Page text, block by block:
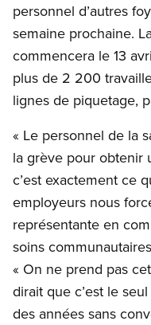
personnel d’autres
semaine prochaine.
commencera le 13
plus de 2 200
lignes de piquetage,
« Le personnel de la
la grève pour obtenir
c’est exactement ce
employeurs nous
représentante en
soins
« On ne prend pas
dirait que c’est le
des années sans